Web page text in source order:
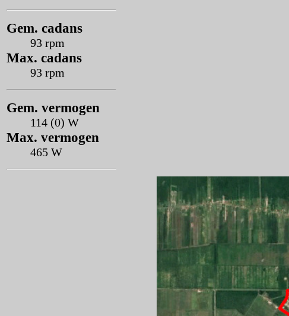
Gem. cadans
93 rpm
Max. cadans
93 rpm
Gem. vermogen
114 (0) W
Max. vermogen
465 W